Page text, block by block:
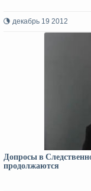
декабрь 19 2012
Допросы в
продолжаются